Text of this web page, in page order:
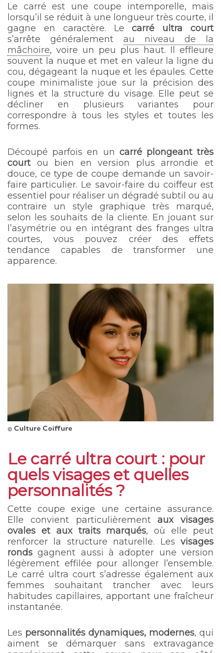
Le carré est une coupe intemporelle, mais
lorsqu’il se réduit à une longueur très courte, il
gagne en caractère. Lecarré ultra court
s’arrête généralement au niveau de la
mâchoire, voire un peu plus haut. Il effleure
souvent la nuque et met en valeur la ligne du
cou, dégageant la nuque et les épaules. Cette
coupe minimaliste joue sur la précision des
lignes et la structure du visage. Elle peut se
décliner en plusieurs variantes pour
correspondre à tous les styles et toutes les
formes.
Découpé parfois en un carré plongeant très
courtou bien en version plus arrondie et
douce, ce type de coupe demande un savoir-
faire particulier. Le savoir-faire du coiffeur est
essentiel pour réaliser un dégradé subtil ou au
contraire un style graphique très marqué,
selon les souhaits de la cliente. En jouant sur
l’asymétrie ou en intégrant des franges ultra
courtes, vous pouvez créer des effets
tendance capables de transformer une
apparence.
© Culture Coiffure
Le carré ultra court : pour
quels visages et quelles
personnalités ?
Cette coupe exige une certaine assurance.
Elle convient particulièrementaux visages
ovales et aux traits marqués, où elle peut
renforcer la structure naturelle. Les visages
ronds gagnent aussi à adopter une version
légèrement effilée pour allonger l’ensemble.
Le carré ultra court s’adresse également aux
femmes souhaitant trancher avec leurs
habitudes capillaires, apportant une fraîcheur
instantanée.
Les personnalités dynamiques, modernes, qui
aiment se démarquer sans extravagance